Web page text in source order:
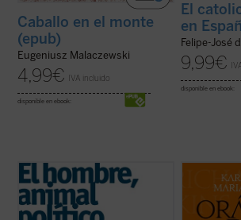
Caballo en el monte
(epub)
Eugeniusz Malaczewski
4,99€ IVA incluido
disponible en ebook:
El
en
Felipe-José
9,99€
disponible en ebook:
El proceso reduccionista al que se ha visto
sometida la política, convertida en una pura
relación de poder, se ha solapado
paradójicamente con una Sociedad
despolitizaday un Estado desapoderado
La ciencia forma
compresión
de nuestra
algunos ha
creyentes deben